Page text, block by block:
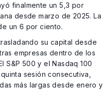
finalmente un 5,3 por
desde marzo de 2025. La
un 6 por ciento.
su capital desde
empresas dentro de los
S&P 500 y el Nasdaq 100
sesión consecutiva,
más largas desde enero y